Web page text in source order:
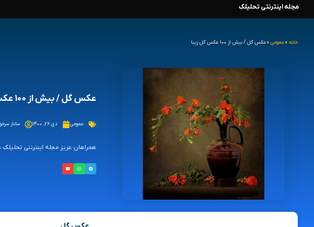
محتوا
مجله اینترنتی تحلیلک
خانه » عمومی » عکس گل / بیش از ۱۰۰ عکس گل زیبا
عکس گل / بیش از ۱۰۰ عکس گل زیبا
عمومی دی ۲۶, ۱۴۰۰ ساناز
همراهان عزیز مجله اینترنتی تحلیلک در این مطلب بیش از 100